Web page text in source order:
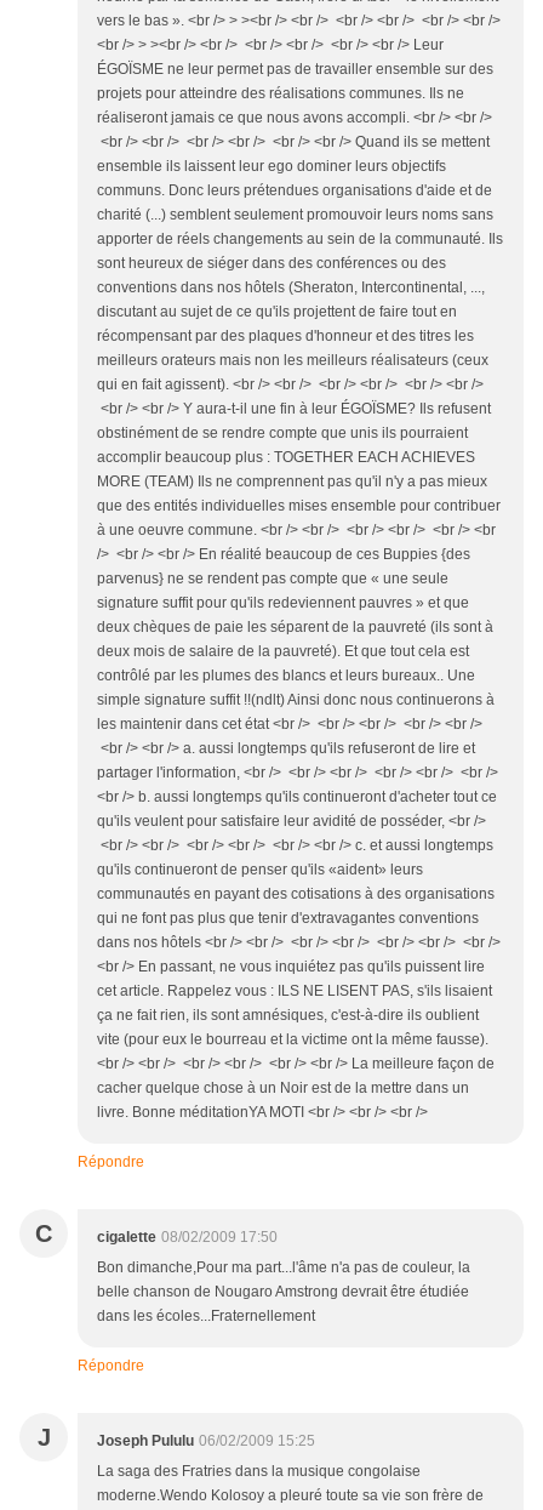
vers le bas ». <br /> > ><br /> <br /> <br /> <br /> <br /> <br />
<br /> > ><br /> <br /> <br /> <br /> <br /> <br /> Leur
ÉGOÏSME ne leur permet pas de travailler ensemble sur des
projets pour atteindre des réalisations communes. Ils ne
réaliseront jamais ce que nous avons accompli. <br /> <br />
<br /> <br /> <br /> <br /> <br /> <br /> Quand ils se mettent
ensemble ils laissent leur ego dominer leurs objectifs
communs. Donc leurs prétendues organisations d'aide et de
charité (...) semblent seulement promouvoir leurs noms sans
apporter de réels changements au sein de la communauté. Ils
sont heureux de siéger dans des conférences ou des
conventions dans nos hôtels (Sheraton, Intercontinental, ...,
discutant au sujet de ce qu'ils projettent de faire tout en
récompensant par des plaques d'honneur et des titres les
meilleurs orateurs mais non les meilleurs réalisateurs (ceux
qui en fait agissent). <br /> <br /> <br /> <br /> <br /> <br />
<br /> <br /> Y aura-t-il une fin à leur ÉGOÏSME? Ils refusent
obstinément de se rendre compte que unis ils pourraient
accomplir beaucoup plus : TOGETHER EACH ACHIEVES
MORE (TEAM) Ils ne comprennent pas qu'il n'y a pas mieux
que des entités individuelles mises ensemble pour contribuer
à une oeuvre commune. <br /> <br /> <br /> <br /> <br /> <br
/> <br /> <br /> En réalité beaucoup de ces Buppies {des
parvenus} ne se rendent pas compte que « une seule
signature suffit pour qu'ils redeviennent pauvres » et que
deux chèques de paie les séparent de la pauvreté (ils sont à
deux mois de salaire de la pauvreté). Et que tout cela est
contrôlé par les plumes des blancs et leurs bureaux.. Une
simple signature suffit !!(ndlt) Ainsi donc nous continuerons à
les maintenir dans cet état <br /> <br /> <br /> <br /> <br />
<br /> <br /> a. aussi longtemps qu'ils refuseront de lire et
partager l'information, <br /> <br /> <br /> <br /> <br /> <br />
<br /> b. aussi longtemps qu'ils continueront d'acheter tout ce
qu'ils veulent pour satisfaire leur avidité de posséder, <br />
<br /> <br /> <br /> <br /> <br /> <br /> c. et aussi longtemps
qu'ils continueront de penser qu'ils «aident» leurs
communautés en payant des cotisations à des organisations
qui ne font pas plus que tenir d'extravagantes conventions
dans nos hôtels <br /> <br /> <br /> <br /> <br /> <br /> <br />
<br /> En passant, ne vous inquiétez pas qu'ils puissent lire
cet article. Rappelez vous : ILS NE LISENT PAS, s'ils lisaient
ça ne fait rien, ils sont amnésiques, c'est-à-dire ils oublient
vite (pour eux le bourreau et la victime ont la même fausse).
<br /> <br /> <br /> <br /> <br /> <br /> La meilleure façon de
cacher quelque chose à un Noir est de la mettre dans un
livre. Bonne méditationYA MOTI <br /> <br /> <br />
Répondre
C cigalette 08/02/2009 17:50
Bon dimanche,Pour ma part...l'âme n'a pas de couleur, la
belle chanson de Nougaro Amstrong devrait être étudiée
dans les écoles...Fraternellement
Répondre
J Joseph Pululu 06/02/2009 15:25
La saga des Fratries dans la musique congolaise
moderne.Wendo Kolosoy a pleuré toute sa vie son frère de